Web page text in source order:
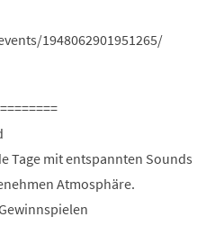
1948062901951265/
Tage mit entspannten Sοunds
Atmosphäre.